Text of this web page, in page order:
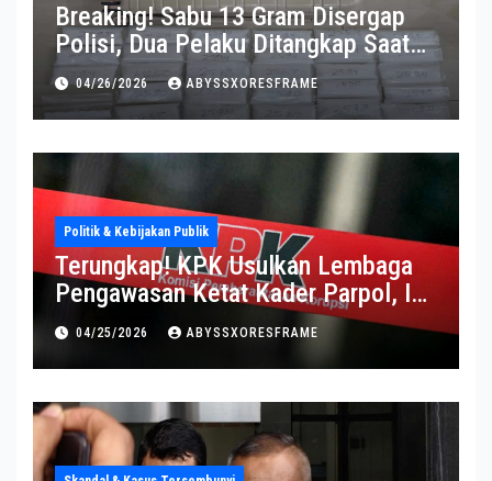
Breaking! Sabu 13 Gram Disergap
Polisi, Dua Pelaku Ditangkap Saat
Operasi Berlangsung Di Tempat
04/26/2026 ABYSSXORESFRAME
Politik & Kebijakan Publik
Terungkap! KPK Usulkan Lembaga
Pengawasan Ketat Kader Parpol, Ini
Alasannya
04/25/2026 ABYSSXORESFRAME